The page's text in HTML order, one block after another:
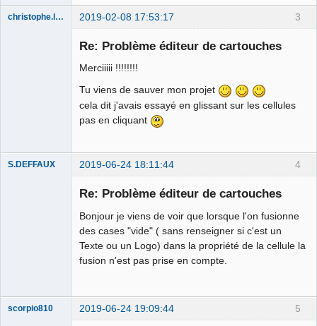
3
christophe.lemaitre 2019-02-08 17:53:17
Re: Problème éditeur de cartouches
Merciiiii !!!!!!!!
Tu viens de sauver mon projet
cela dit j'avais essayé en glissant sur les cellules
pas en cliquant
4
S.DEFFAUX 2019-06-24 18:11:44
Re: Problème éditeur de cartouches
Bonjour je viens de voir que lorsque l'on fusionne
des cases "vide" ( sans renseigner si c'est un
Texte ou un Logo) dans la propriété de la cellule la
fusion n'est pas prise en compte.
5
scorpio810 2019-06-24 19:09:44